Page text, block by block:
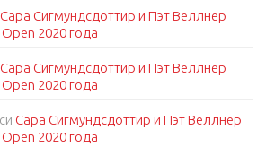
Сара Сигмундсдоттир и Пэт Веллнер
2020 года
Сара Сигмундсдоттир и Пэт Веллнер
2020 года
Сара Сигмундсдоттир и Пэт Веллнер
2020 года